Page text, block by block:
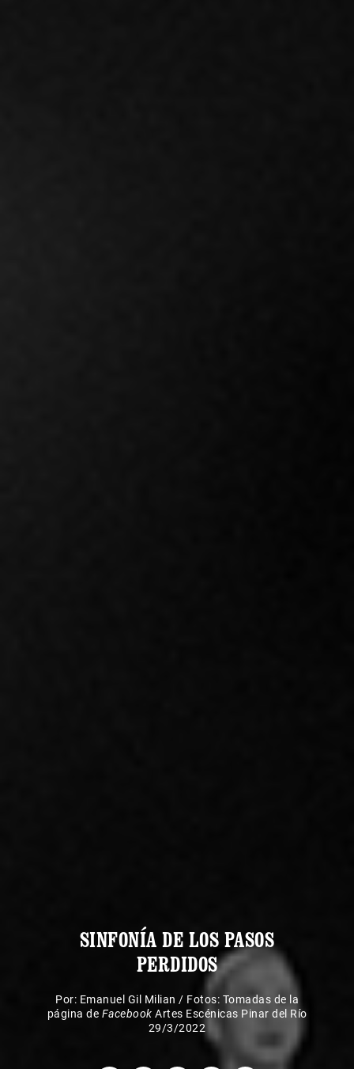
SINFONÍA DE LOS PASOS
PERDIDOS
Por: Emanuel Gil Milian / Fotos: Tomadas de la
página de Facebook Artes Escénicas Pinar del Río
29/3/2022